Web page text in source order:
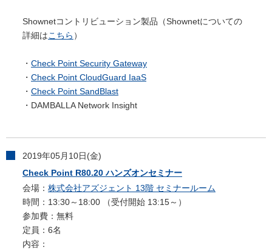
Shownetコントリビューション製品（Shownetについての
詳細はこちら ）
・ Check Point Security Gateway
・ Check Point CloudGuard IaaS
・ Check Point SandBlast
・DAMBALLA Network Insight
2019年05月10日(金)
Check Point R80.20 ハンズオンセミナー
会場： 株式会社アズジェント 13階 セミナールーム
時間：13:30～18:00 （受付開始 13:15～）
参加費：無料
定員：6名
内容：